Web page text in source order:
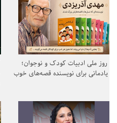
روز ملی ادبیات کودک و نوجوان؛
یادمانی برای نویسنده قصه‌های خوب